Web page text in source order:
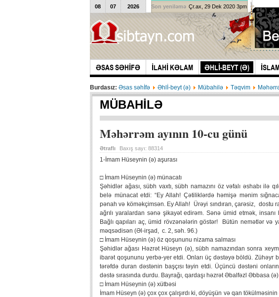
ƏSAS SƏHİFƏ İLAHİ KƏLAM ƏHLİ-BEYT (Ə)
08 07 2026 Son yeniləmə Çr.ax, 29 Dek 2020 3pm
Burdasız: Əsas səhİfə Əhlİ-beyt (ə) Mübahilə Təqvim
MÜBAHILƏ
Məhərrəm ayının 10-cu günü
Ətraflı Baxış sayı: 88314
1-İmam Hüseynin (ə) aşurası
□ İmam Hüseynin (ə) münacatı
Şəhidlər ağası, sübh vaxtı, sübh namazını öz vəfalı əshabı ilə
belə münacat etdi: “Ey Allah! Çətiliklərdə həmişə mənim
pənah və köməkçimsən. Ey Allah! Ürəyi sındıran, çarəsiz, dostu
ağrılı yaralardan sənə şikayət edirəm. Sənə ümid etmək,
Bağlı qapıları aç, ümid rövzənələrin göstər! Bütün nemətlər və
məqsədisən (Əl-irşad, c. 2, səh. 96.)
□ İmam Hüseynin (ə) öz qoşununu nizama salması
Şəhidlər ağası Həzrət Hüseyn (ə), sübh namazından sonra
ibarət qoşununu yerbə-yer etdi. Onları üç dəstəyə böldü. Zühəyr
tərəfdə duran dəstənin başçısı təyin etdi. Üçüncü dəstəni
dəstə sırasında durdu. Bayrağı, qardaşı həzrət Əbalfəzl Əbbasa
□ İmam Hüseynin (ə) xütbəsi
İmam Hüseyn (ə) çox çox çalışırdı ki, döyüşün və qan